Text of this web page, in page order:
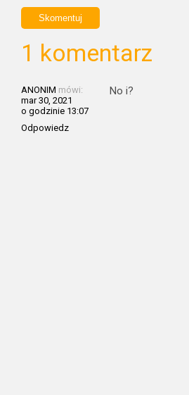
1 komentarz
ANONIM mówi:
mar 30, 2021
o godzinie 13:07
Odpowiedz
No i?